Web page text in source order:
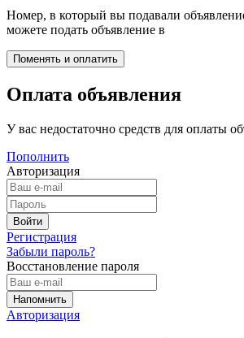
Номер, в который вы подавали
можете подать объявление в
Оплата объявления
У вас недостаточно средств для оплаты
Пополнить
Авторизация
Регистрация
Забыли пароль?
Восстановление пароля
Авторизация